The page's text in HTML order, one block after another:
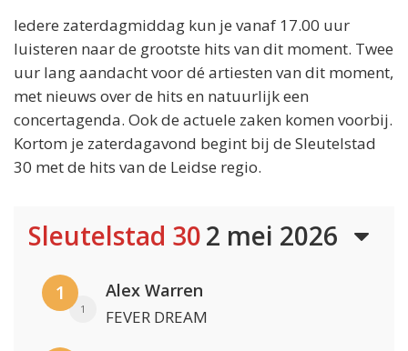
Iedere zaterdagmiddag kun je vanaf 17.00 uur
luisteren naar de grootste hits van dit moment. Twee
uur lang aandacht voor dé artiesten van dit moment,
met nieuws over de hits en natuurlijk een
concertagenda. Ook de actuele zaken komen voorbij.
Kortom je zaterdagavond begint bij de Sleutelstad
30 met de hits van de Leidse regio.
Sleutelstad 302 mei 2026
1
1
Alex Warren
FEVER DREAM